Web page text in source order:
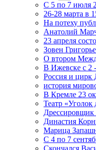
С 5 по 7 июля
26-28 марта в
На потеху
Анатолий
23 апреля
Зовен
О втором
В Ижевске с 2
Россия и
история
В Кремле 23
Театр
Династия
Марица
С 4 по 7
Скончался